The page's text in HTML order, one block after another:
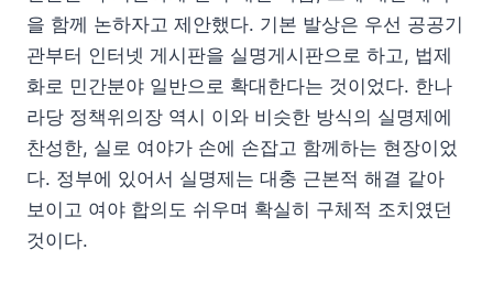
을 함께 논하자고 제안했다. 기본 발상은 우선 공공기
관부터 인터넷 게시판을 실명게시판으로 하고, 법제
화로 민간분야 일반으로 확대한다는 것이었다. 한나
라당 정책위의장 역시 이와 비슷한 방식의 실명제에
찬성한, 실로 여야가 손에 손잡고 함께하는 현장이었
다. 정부에 있어서 실명제는 대충 근본적 해결 같아
보이고 여야 합의도 쉬우며 확실히 구체적 조치였던
것이다.